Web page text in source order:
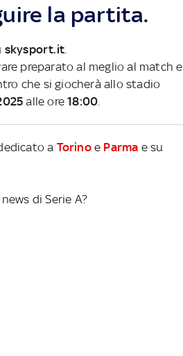
la partita.
skysport.it
preparato al meglio al match e
che si giocherà allo stadio
alle ore18:00
a Torinoe Parma e su
di Serie A?